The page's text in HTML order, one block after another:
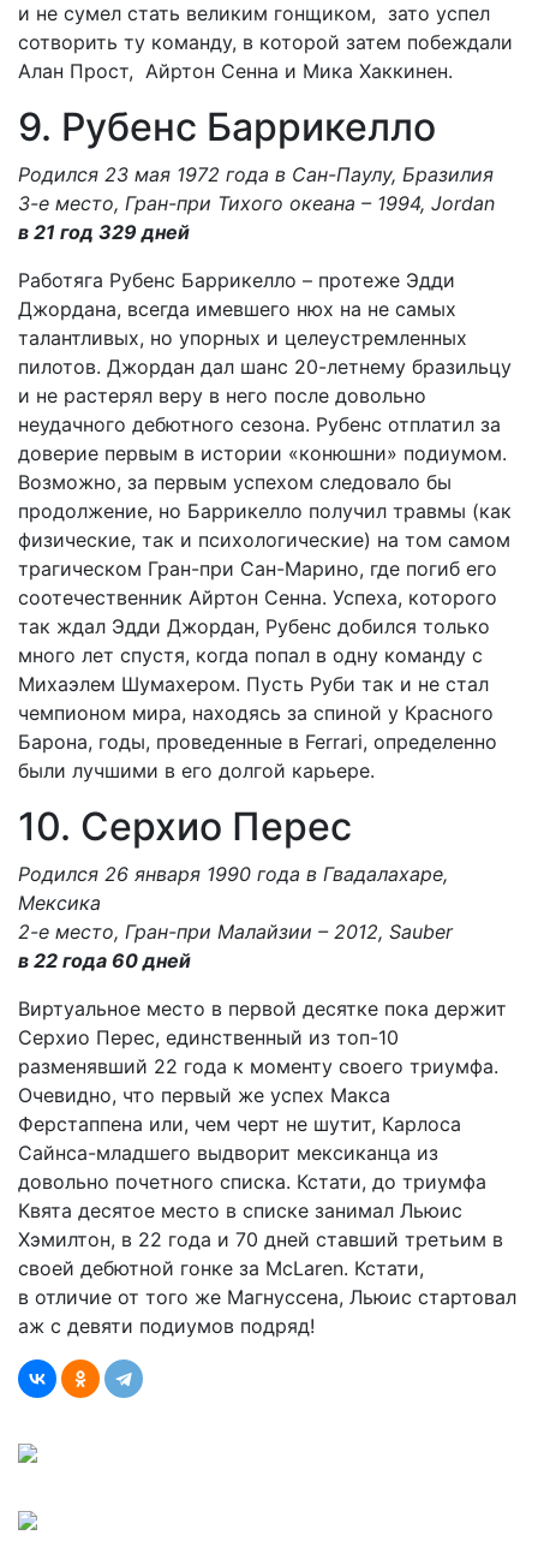
и не сумел стать великим гонщиком, зато успел
сотворить ту команду, в которой затем побеждали
Алан Прост, Айртон Сенна и Мика Хаккинен.
9. Рубенc Баррикелло
Родился 23 мая 1972 года в Сан-Паулу, Бразилия
3-е место, Гран-при Тихого океана – 1994, Jordan
в 21 год 329 дней
Работяга Рубенс Баррикелло – протеже Эдди
Джордана, всегда имевшего нюх на не самых
талантливых, но упорных и целеустремленных
пилотов. Джордан дал шанс 20-летнему бразильцу
и не растерял веру в него после довольно
неудачного дебютного сезона. Рубенс отплатил за
доверие первым в истории «конюшни» подиумом.
Возможно, за первым успехом следовало бы
продолжение, но Баррикелло получил травмы (как
физические, так и психологические) на том самом
трагическом Гран-при Сан-Марино, где погиб его
соотечественник Айртон Сенна. Успеха, которого
так ждал Эдди Джордан, Рубенс добился только
много лет спустя, когда попал в одну команду с
Михаэлем Шумахером. Пусть Руби так и не стал
чемпионом мира, находясь за спиной у Красного
Барона, годы, проведенные в Ferrari, определенно
были лучшими в его долгой карьере.
10. Серхио Перес
Родился 26 января 1990 года в Гвадалахаре,
Мексика
2-е место, Гран-при Малайзии – 2012, Sauber
в 22 годa 60 дней
Виртуальное место в первой десятке пока держит
Серхио Перес, единственный из топ-10
разменявший 22 года к моменту своего триумфа.
Очевидно, что первый же успех Макса
Ферстаппена или, чем черт не шутит, Карлоса
Сайнса-младшего выдворит мексиканца из
довольно почетного списка. Кстати, до триумфа
Квята десятое место в списке занимал Льюис
Хэмилтон, в 22 года и 70 дней ставший третьим в
своей дебютной гонке за McLaren. Кстати,
в отличие от того же Магнуссена, Льюис стартовал
аж с девяти подиумов подряд!